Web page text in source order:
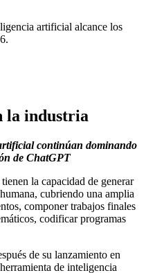
artificial alcance los
la industria
continúan dominando
de ChatGPT
la capacidad de generar
cubriendo una amplia
componer trabajos finales
codificar programas
de su lanzamiento en
de inteligencia